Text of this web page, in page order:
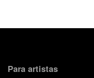
Para artistas